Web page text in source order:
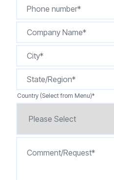
Country (Select from Menu)*